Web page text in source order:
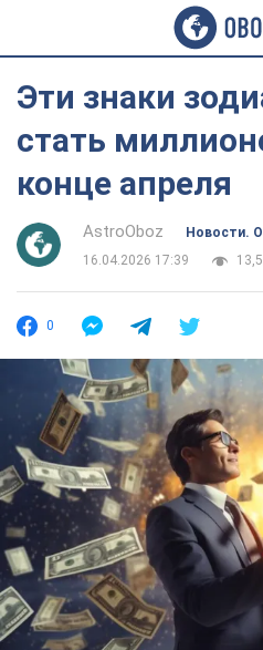
Эти знаки
стать
конце апреля
AstroOboz
Новости.
16.04.2026 17:39
0